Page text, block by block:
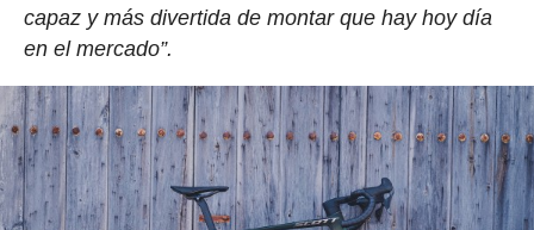
capaz y más divertida de montar que hay hoy día
en el mercado”.